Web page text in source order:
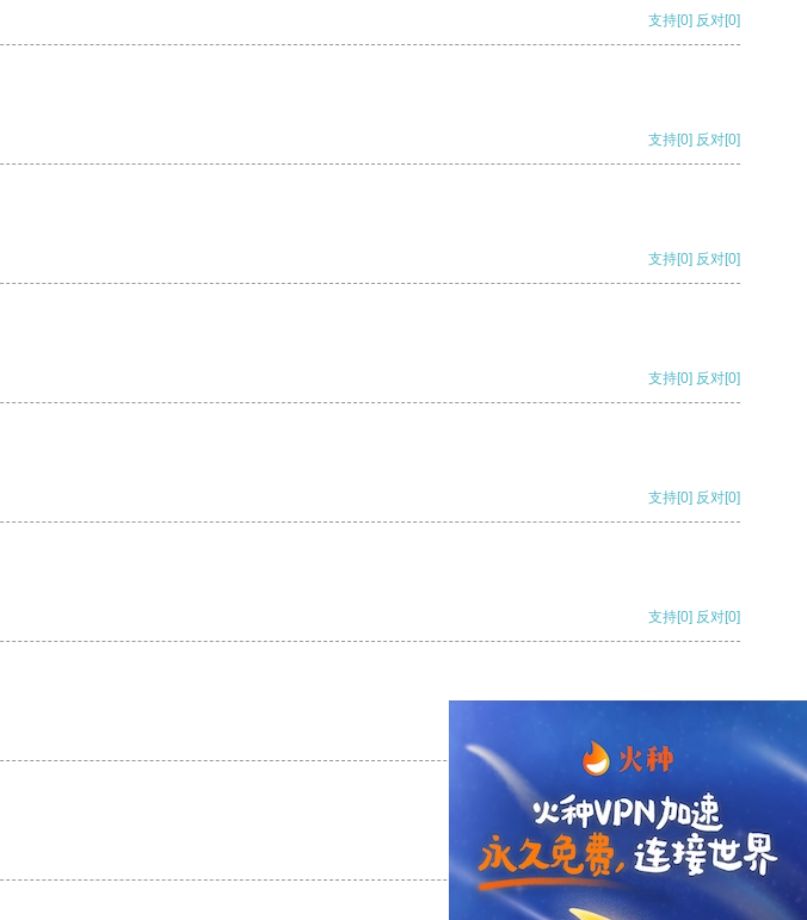
支持[0] 反对[0]
支持[0] 反对[0]
支持[0] 反对[0]
支持[0] 反对[0]
支持[0] 反对[0]
支持[0] 反对[0]
支持 [0] 反对[0]